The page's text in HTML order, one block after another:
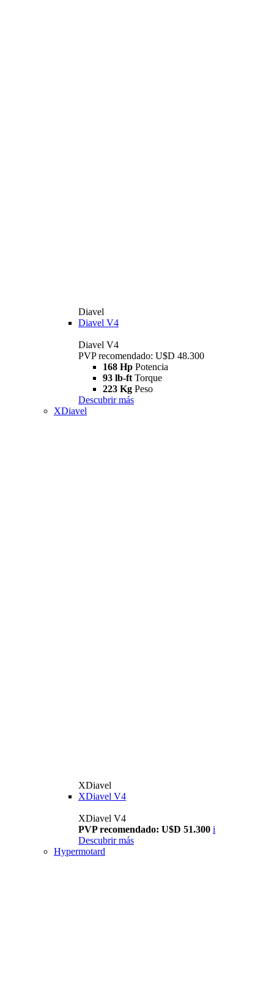
Diavel
Diavel V4
Diavel V4
PVP recomendado: U$D 48.300
168 Hp Potencia
93 lb-ft Torque
223 Kg Peso
Descubrir más
XDiavel
XDiavel
XDiavel V4
XDiavel V4
PVP recomendado: U$D 51.300 i
Descubrir más
Hypermotard